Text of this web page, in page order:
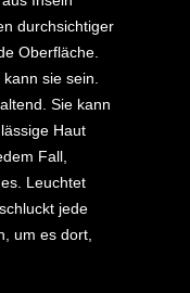
durchsichtiger
Oberfläche.
sie sein.
Sie kann
Haut
Fall,
Leuchtet
jede
um es dort,